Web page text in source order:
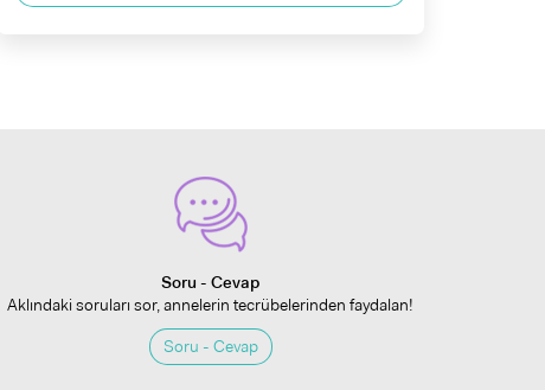
Soru - Cevap
Aklındaki soruları sor, annelerin tecrübelerinden faydalan!
Soru - Cevap